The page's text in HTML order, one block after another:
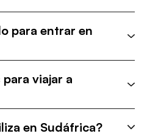
para entrar en
viajar a
en Sudáfrica?